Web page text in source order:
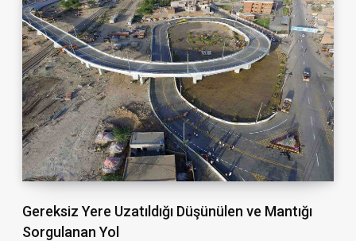
Gereksiz Yere Uzatıldığı Düşünülen ve Mantığı
Sorgulanan Yol